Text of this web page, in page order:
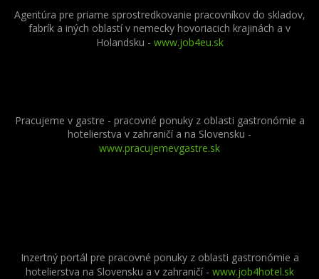
Agentúra pre priame sprostredkovanie pracovníkov do skladov,
fabrík a iných oblastí v nemecky hovoriacich krajinách a v
Holandsku - www.job4eu.sk
Pracujeme v gastre - pracovné ponuky z oblasti gastronómie a
hotelierstva v zahraničí a na Slovensku -
www.pracujemevgastre.sk
Inzertný portál pre pracovné ponuky z oblasti gastronómie a
hotelierstva na Slovensku a v zahraničí - www.job4hotel.sk